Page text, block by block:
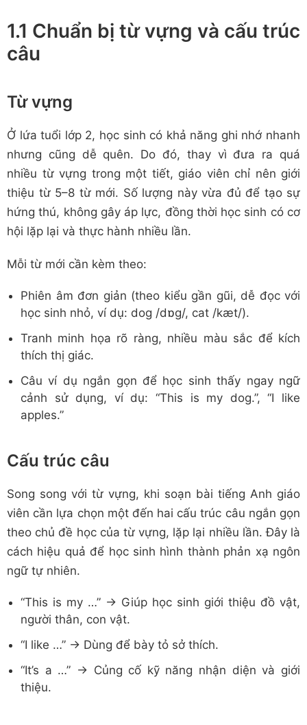
1.1 Chuẩn bị từ vựng và cấu trúc
câu
Từ vựng
Ở lứa tuổi lớp 2, học sinh có khả năng ghi nhớ nhanh
nhưng cũng dễ quên. Do đó, thay vì đưa ra quá
nhiều từ vựng trong một tiết, giáo viên chỉ nên giới
thiệu từ 5–8 từ mới. Số lượng này vừa đủ để tạo sự
hứng thú, không gây áp lực, đồng thời học sinh có cơ
hội lặp lại và thực hành nhiều lần.
Mỗi từ mới cần kèm theo:
Phiên âm đơn giản (theo kiểu gần gũi, dễ đọc với
học sinh nhỏ, ví dụ: dog /dɒg/, cat /kæt/).
Tranh minh họa rõ ràng, nhiều màu sắc để kích
thích thị giác.
Câu ví dụ ngắn gọn để học sinh thấy ngay ngữ
cảnh sử dụng, ví dụ: “This is my dog.”, “I like
apples.”
Cấu trúc câu
Song song với từ vựng, khi soạn bài tiếng Anh giáo
viên cần lựa chọn một đến hai cấu trúc câu ngắn gọn
theo chủ đề học của từ vựng, lặp lại nhiều lần. Đây là
cách hiệu quả để học sinh hình thành phản xạ ngôn
ngữ tự nhiên.
“This is my …” → Giúp học sinh giới thiệu đồ vật,
người thân, con vật.
“I like …” → Dùng để bày tỏ sở thích.
“It’s a …” → Củng cố kỹ năng nhận diện và giới
thiệu.